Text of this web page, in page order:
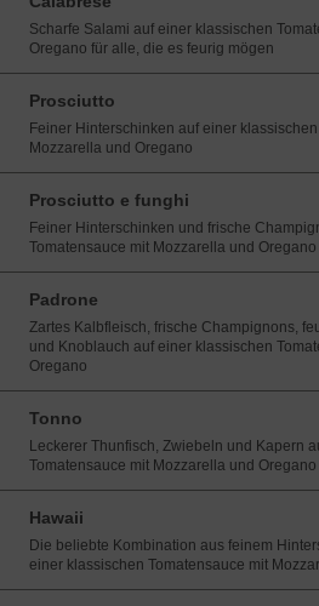
Scharfe Salami auf einer klassischen
Oregano für alle, die es feurig mögen
Prosciutto
Feiner Hinterschinken auf einer
Mozzarella und Oregano
Prosciutto e funghi
Feiner Hinterschinken und frische
Tomatensauce mit Mozzarella und Oregano
Padrone
Zartes Kalbfleisch, frische Champignons,
und Knoblauch auf einer klassischen
Oregano
Tonno
Leckerer Thunfisch, Zwiebeln und Kapern
Tomatensauce mit Mozzarella und Oregano
Hawaii
Die beliebte Kombination aus feinem
einer klassischen Tomatensauce mit